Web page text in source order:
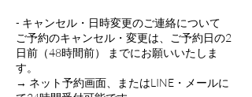
- キャンセル・日時変更のご連絡について
ご予約のキャンセル・変更は、ご予約日の2
日前（48時間前） までにお願いいたしま
す。
→ ネット予約画面、またはLINE・メールに